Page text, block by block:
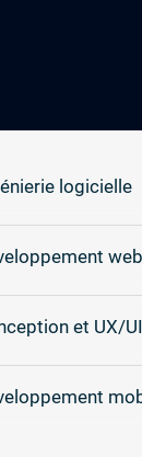
logicielle
web
et UX/UI